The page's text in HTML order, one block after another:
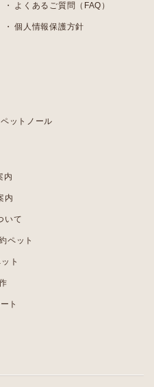
よくあるご質問（FAQ）
個人情報保護方針
ットノール
内
内
いて
ペット
ト
ト